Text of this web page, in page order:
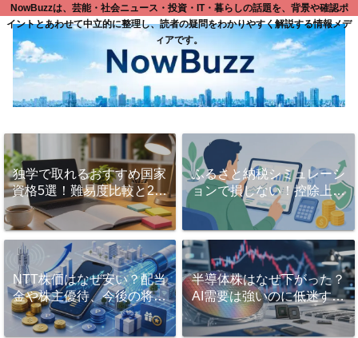
NowBuzzは、芸能・社会ニュース・投資・IT・暮らしの話題を、背景や確認ポ
イントとあわせて中立的に整理し、読者の疑問をわかりやすく解説する情報メデ
ィアです。
独学で取れるおすすめ国家
資格5選！難易度比較と2ヶ
月で一発合格する勉強法と
は？
ふるさと納税シミュレーシ
ョンで損しない！控除上限
額を正確に計算するコツと
活用法
NTT株価はなぜ安い？配当
金や株主優待、今後の将来
性を徹底解説！
半導体株はなぜ下がった？
AI需要は強いのに低迷する
理由と今後の見方